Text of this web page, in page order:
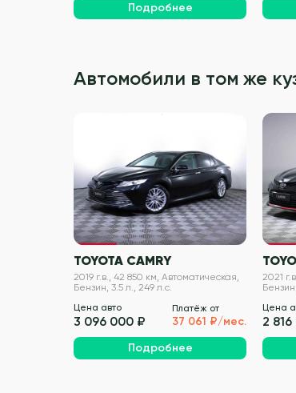
Подробнее
Автомобили в том же
VIN проверен
TOYOTA CAMRY
2019 г.в., 42 850 км, Автоматическая,
Бензин, 3.5 л., 249 л.с.
Цена авто
3 096 000 ₽
Платёж от
37 061 ₽/мес.
Подробнее
2021
Цена
2